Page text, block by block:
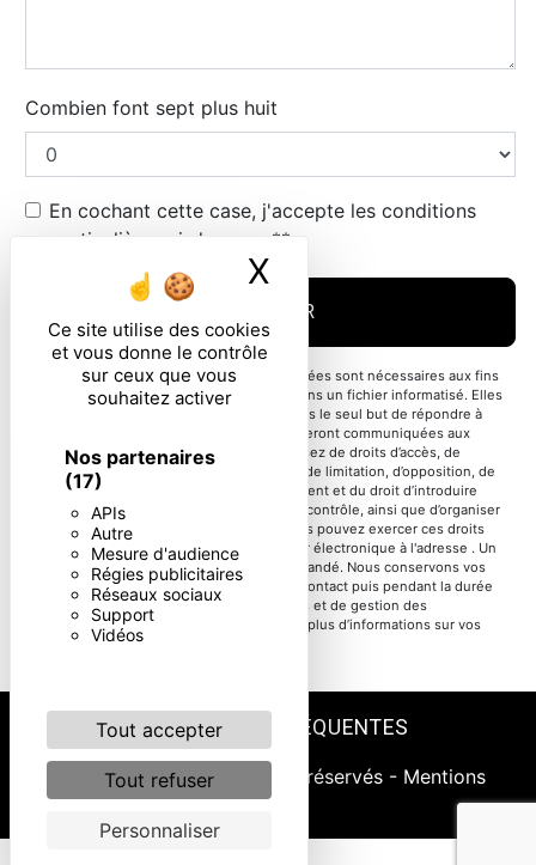
Ce site utilise des cookies
et vous donne le contrôle
sur ceux que vous
souhaitez activer
Nos partenaires
(17)
APIs
Autre
Mesure d'audience
Régies publicitaires
Réseaux sociaux
Support
Vidéos
Tout accepter
Tout refuser
Personnaliser
X Masquer le
Combien font sept plus huit
En cochant cette case, j'accepte les conditions
particulières ci-dessous **
ENVOYER
** Les données personnelles communiquées sont nécessaires aux fins
de vous contacter et sont enregistrées dans un fichier informatisé. Elles
sont destinées à et ses sous-traitants dans le seul but de répondre à
votre message. Les données collectées seront communiquées aux
seuls destinataires suivants: . Vous disposez de droits d’accès, de
rectification, d’effacement, de portabilité, de limitation, d’opposition, de
retrait de votre consentement à tout moment et du droit d’introduire
une réclamation auprès d’une autorité de contrôle, ainsi que d’organiser
le sort de vos données post-mortem. Vous pouvez exercer ces droits
par voie postale à l'adresse ou par courrier électronique à l'adresse . Un
justificatif d'identité pourra vous être demandé. Nous conservons vos
données pendant la période de prise de contact puis pendant la durée
de prescription légale aux fins probatoires et de gestion des
contentieux. Consultez le site cnil.fr pour plus d’informations sur vos
droits.
RECHERCHES FRÉQUENTES
Vistalid- 2026 - Tous droits réservés - Mentions
légales